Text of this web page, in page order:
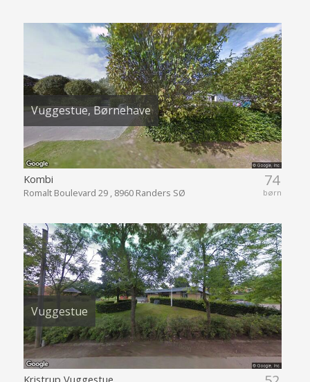
Vuggestue, Børnehave
74
børn
Kombi
Romalt Boulevard 29 , 8960 Randers SØ
Vuggestue